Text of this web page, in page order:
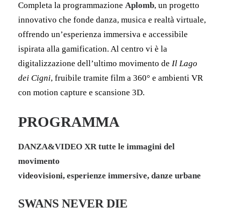
Completa la programmazione Aplomb, un progetto
innovativo che fonde danza, musica e realtà virtuale,
offrendo un’esperienza immersiva e accessibile
ispirata alla gamification. Al centro vi è la
digitalizzazione dell’ultimo movimento de Il Lago
dei Cigni, fruibile tramite film a 360° e ambienti VR
con motion capture e scansione 3D.
PROGRAMMA
DANZA&VIDEO XRtutte le immagini del
movimento
videovisioni, esperienze immersive, danze urbane
SWANS NEVER DIE